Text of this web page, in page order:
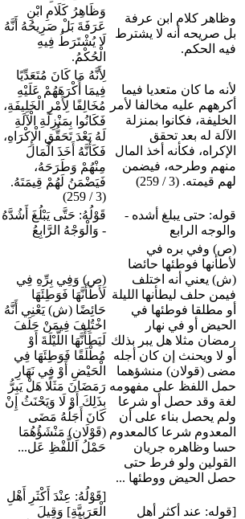
وَظَاهِرُ كَلَامِ ابْنِ
عَرَفَةَ بَلْ صَرِيحُهُ أَنَّهُ
لَا يُشْتَرَطُ فِيهِ
الْحُكْمُ.
وظاهر كلام ابن عرفة
بل صريحه أنه لا يشترط
فيه الحكم.
لِأَنَّهُ مَا كَانَ مُتَعَدِّيًا
فِيمَا أَكْرَهَهُمْ عَلَيْهِ
مُخَالِفًا لِأَمْرِ الْخَلِيفَةِ،
فَكَانُوا بِمَنْزِلَةِ الْآلَةِ
لَهُ بَعْدَ تَحَقُّقِ الْإِكْرَاهِ،
فَكَأَنَّهُ أَخَذَ الْمَالَ
مِنْهُمْ وَطَرَحَهُ،
فَيَضْمَنُ لَهُمْ قِيمَتَهُ.
(3 / 259)
لأنه ما كان متعديا فيما
أكرههم عليه مخالفا لأمر
الخليفة، فكانوا بمنزلة
الآلة له بعد تحقق
الإكراه، فكأنه أخذ المال
منهم وطرحه، فيضمن
لهم قيمته. (3 / 259)
قَوْلُهُ: حَتَّى يَبْلُغَ أَشُدَّهُ
- وَالْوَجْهُ الرَّابِعُ
قوله: حتى يبلغ أشده -
والوجه الرابع
(ص) وَفِي بِرِّهِ فِي
لَأَطَأَنَّهَا فَوَطِئَهَا
حَائِضًا (ش) يَعْنِي أَنَّهُ
اخْتُلِفَ فِيمَنْ حَلَفَ
لَيَطَأَنَّهَا اللَّيْلَةَ أَوْ
مُطْلَقًا فَوَطِئَهَا فِي
الْحَيْضِ أَوْ فِي نَهَارِ
رَمَضَانَ مَثَلًا هَلْ يَبِرُّ
بِذَلِكَ أَوْ لَا وَيَحْنَثُ إِنْ
كَانَ أَجَلُهُ مَضَى
(قَوْلَانِ) مَنْشَؤُهُمَا
حَمْلُ اللَّفْظِ عَل...
(ص) وفي بره في
لأطأنها فوطئها حائضا
(ش) يعني أنه اختلف
فيمن حلف ليطأنها الليلة
أو مطلقا فوطئها في
الحيض أو في نهار
رمضان مثلا هل يبر بذلك
أو لا ويحنث إن كان أجله
مضى (قولان) منشؤهما
حمل اللفظ على مفهومه
لغة وقد حصل أو شرعا
ولم يحصل بناء على أن
المعدوم شرعا كالمعدوم
حسا وظاهره جريان
القولين ولو فرط حتى
حصل الحيض ووطئها ...
[قَوْلُهُ: عِنْدَ أَكْثَرِ أَهْلِ
الْعَرَبِيَّةِ] وَقِيلَ
[قوله: عند أكثر أهل